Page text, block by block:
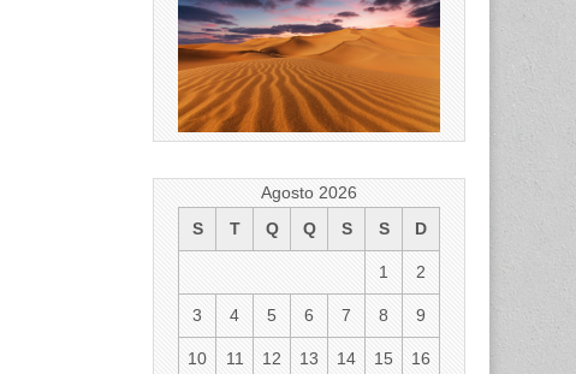
Agosto 2026
S
T Q Q S S D
1 2
3 4 5 6 7 8 9
10 11 12 13 14 15 16